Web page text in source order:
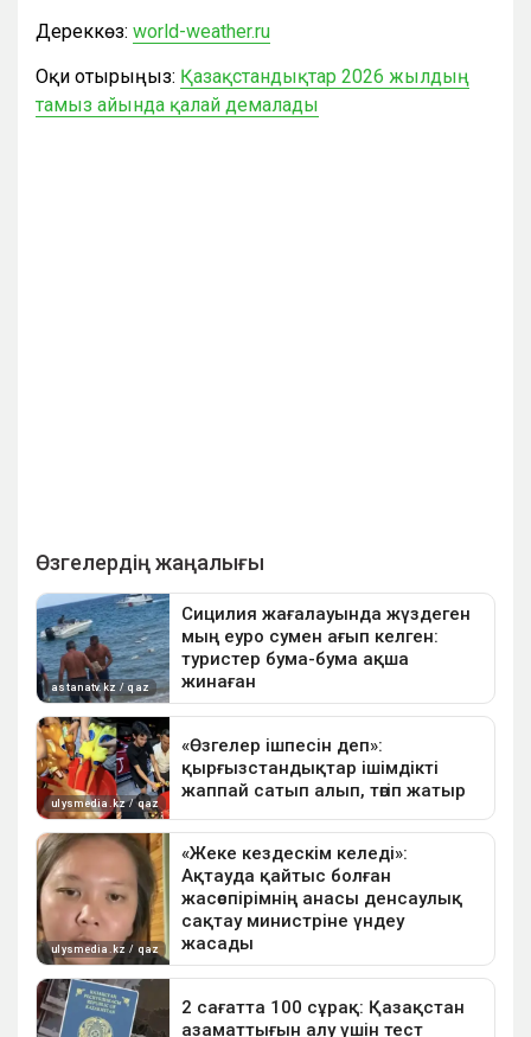
Дереккөз: world-weather.ru
Оқи отырыңыз: Қазақстандықтар 2026 жылдың
тамыз айында қалай демалады